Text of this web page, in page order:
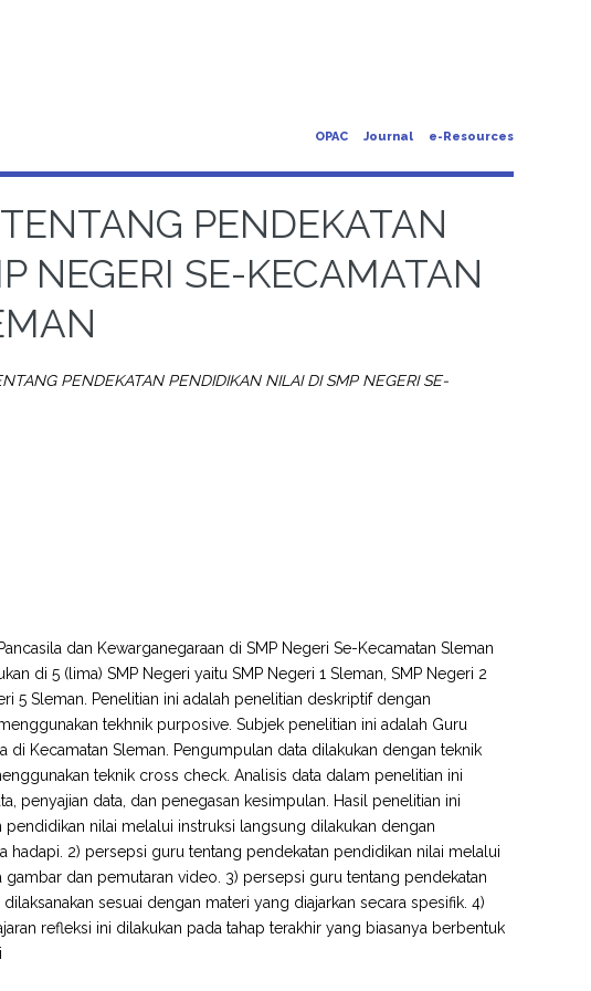
OPAC Journal e-Resources
PENDEKATAN
NEGERI SE-KECAMATAN
PENDEKATAN PENDIDIKAN NILAI DI SMP NEGERI SE-
dan Kewarganegaraan di SMP Negeri Se-Kecamatan Sleman
di 5 (lima) SMP Negeri yaitu SMP Negeri 1 Sleman, SMP Negeri 2
5 Sleman. Penelitian ini adalah penelitian deskriptif dengan
tekhnik purposive. Subjek penelitian ini adalah Guru
di Kecamatan Sleman. Pengumpulan data dilakukan dengan teknik
teknik cross check. Analisis data dalam penelitian ini
penyajian data, dan penegasan kesimpulan. Hasil penelitian ini
nilai melalui instruksi langsung dilakukan dengan
2) persepsi guru tentang pendekatan pendidikan nilai melalui
dan pemutaran video. 3) persepsi guru tentang pendekatan
sesuai dengan materi yang diajarkan secara spesifik. 4)
refleksi ini dilakukan pada tahap terakhir yang biasanya berbentuk